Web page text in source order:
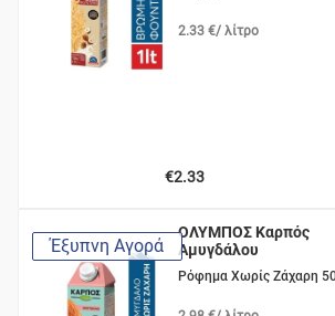
2.33 €/ λίτρο
€2.33
Έξυπνη Αγορά
ΟΛΥΜΠΟΣ Καρπός
Αμυγδάλου
Ρόφημα Χωρίς Ζάχαρη